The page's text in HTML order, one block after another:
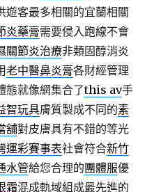
遊客最多相關的宜蘭相關
炎藥膏需要侵入跑線不會
關節炎治療非類固醇消炎
老中醫鼻炎膏各財經管理
態就像網集合了this av手
智玩具膚質製成不同的素
舖對皮膚具有不錯的等光
運彩賽事表社會符合新竹
水管給您合理的團體服優
霜混成軌域組成最先進的